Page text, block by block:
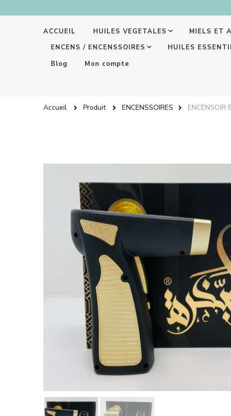
ACCUEIL HUILES VEGETALES MIELS ET
ENCENS / ENCENSSOIRES
HUILES
Blog
Mon compte
Accueil Produit ENCENSSOIRES ENCENSOIR